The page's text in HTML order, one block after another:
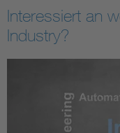
Interessiert an
Industry?